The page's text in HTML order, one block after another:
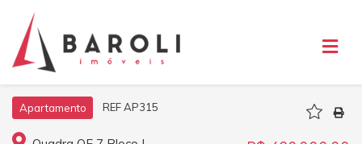
Apartamento REF AP315